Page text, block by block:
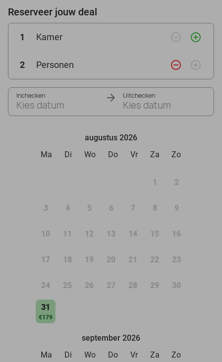
Reserveer jouw deal
1 Kamer remove_circle_outline add_circle_outline
2 Personen remove_circle_outline add_circle_outline
Inchecken
Kies datum
Uitchecken
Kies datum
augustus 2026
Ma
Di Wo Do Vr Za Zo
1 2
3 4 5 6 7 8 9
10 11 12 13 14 15 16
17 18 19 20 21 22 23
24 25 26 27 28 29 30
31
€179
september 2026
Ma
Di Wo Do Vr Za Zo